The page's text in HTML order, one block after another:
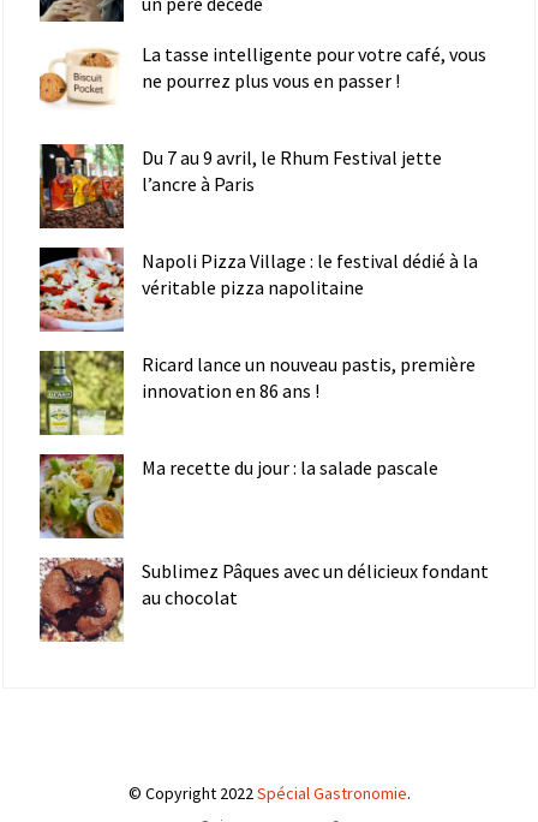
La tasse intelligente pour votre café, vous
ne pourrez plus vous en passer !
Du 7 au 9 avril, le Rhum Festival jette
l’ancre à Paris
Napoli Pizza Village : le festival dédié à la
véritable pizza napolitaine
Ricard lance un nouveau pastis, première
innovation en 86 ans !
Ma recette du jour : la salade pascale
Sublimez Pâques avec un délicieux fondant
au chocolat
© Copyright 2022Spécial Gastronomie.